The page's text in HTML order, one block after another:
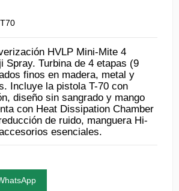
HVLP Mini-Mite 4
Spray. Turbina de 4 etapas (9
finos en madera, metal y
Incluye la pistola T-70 con
diseño sin sangrado y mango
con Heat Dissipation Chamber
de ruido, manguera Hi-
esenciales.